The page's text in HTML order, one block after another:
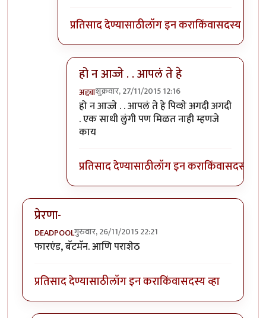
प्रतिसाद देण्यासाठीलॉग इन कराकिंवासदस्य व्हा
हो न आज्जे . . आपलं ते हे
अद्द्याशुक्रवार, 27/11/2015 12:16
In reply toअण्णा हे आपल् अद्द्या मेरेकुby
हो न आज्जे . . आपलं ते हे पिव्शे अगदी अगदी
. एक साधी लुंगी पण मिळत नाही म्हणजे
काय
प्रतिसाद देण्यासाठीलॉग इन कराकिंवासदस्य व्हा
प्रेरणा-
DEADPOOLगुरुवार, 26/11/2015 22:21
फारएंड, बॅटमॅन. आणि पराशेठ
प्रतिसाद देण्यासाठीलॉग इन कराकिंवासदस्य व्हा